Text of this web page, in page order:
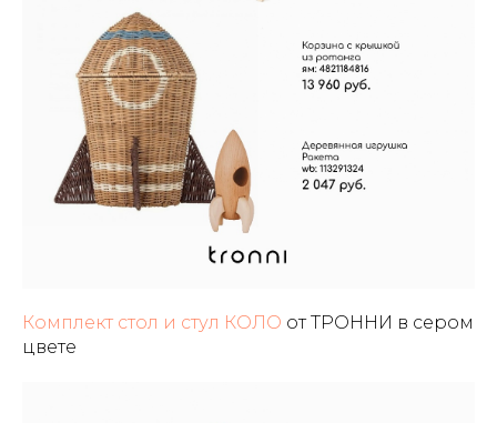
Комплект стол и стул КОЛО от ТРОННИ в сером
цвете